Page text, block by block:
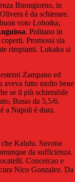
Buongiorno, in
è da schierare.
voto Lobotka,
. Politano in
Promossi sia
rimpianti. Lukaku si
Zampano ed
fatto molto bene
se il più schierabile
Busio da 5,5/6.
a Napoli è dura.
Kalulu. Savona
da sufficienza.
Conceicao e
Nico Gonzalez. Da